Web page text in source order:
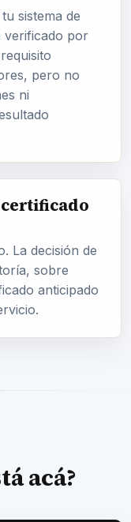
sistema de
verificado por
pero no
ni
certificado
La decisión de
sobre
anticipado
acá?